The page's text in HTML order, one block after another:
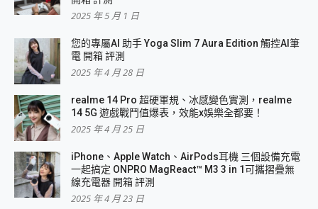
2025 年 5 月 1 日
您的專屬AI 助手 Yoga Slim 7 Aura Edition 觸控AI筆
電 開箱 評測
2025 年 4 月 28 日
realme 14 Pro 超硬軍規、冰感變色實測，realme
14 5G 遊戲戰鬥值爆表，效能x娛樂全都要！
2025 年 4 月 25 日
iPhone、Apple Watch、AirPods耳機 三個設備充電
一起搞定 ONPRO MagReact™ M3 3 in 1可攜摺疊無
線充電器 開箱 評測
2025 年 4 月 23 日